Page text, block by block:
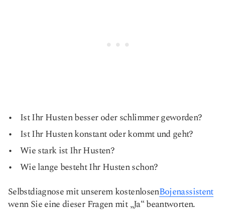
Ist Ihr Husten besser oder schlimmer geworden?
Ist Ihr Husten konstant oder kommt und geht?
Wie stark ist Ihr Husten?
Wie lange besteht Ihr Husten schon?
Selbstdiagnose mit unserem kostenlosenBojenassistent
wenn Sie eine dieser Fragen mit „Ja“ beantworten.